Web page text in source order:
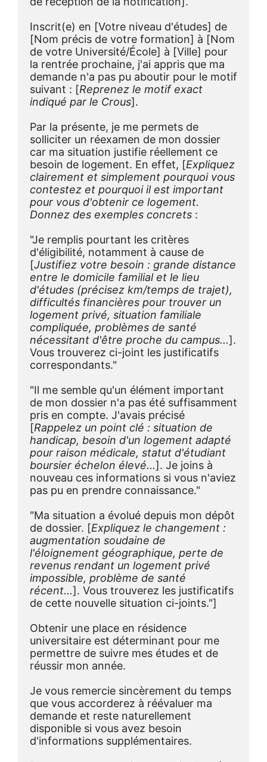
Inscrit(e) en [Votre niveau d'études] de
[Nom précis de votre formation] à [Nom
de votre Université/École] à [Ville] pour
la rentrée prochaine, j'ai appris que ma
demande n'a pas pu aboutir pour le motif
suivant : [Reprenez le motif exact
indiqué par le Crous].
Par la présente, je me permets de
solliciter un réexamen de mon dossier
car ma situation justifie réellement ce
besoin de logement. En effet, [Expliquez
clairement et simplement pourquoi vous
contestez et pourquoi il est important
pour vous d'obtenir ce logement.
Donnez des exemples concrets :
"Je remplis pourtant les critères
d'éligibilité, notamment à cause de
[Justifiez votre besoin : grande distance
entre le domicile familial et le lieu
d'études (précisez km/temps de trajet),
difficultés financières pour trouver un
logement privé, situation familiale
compliquée, problèmes de santé
nécessitant d'être proche du campus...].
Vous trouverez ci-joint les justificatifs
correspondants."
"Il me semble qu'un élément important
de mon dossier n'a pas été suffisamment
pris en compte. J'avais précisé
[Rappelez un point clé : situation de
handicap, besoin d'un logement adapté
pour raison médicale, statut d'étudiant
boursier échelon élevé...]. Je joins à
nouveau ces informations si vous n'aviez
pas pu en prendre connaissance."
"Ma situation a évolué depuis mon dépôt
de dossier. [Expliquez le changement :
augmentation soudaine de
l'éloignement géographique, perte de
revenus rendant un logement privé
impossible, problème de santé
récent...]. Vous trouverez les justificatifs
de cette nouvelle situation ci-joints."]
Obtenir une place en résidence
universitaire est déterminant pour me
permettre de suivre mes études et de
réussir mon année.
Je vous remercie sincèrement du temps
que vous accorderez à réévaluer ma
demande et reste naturellement
disponible si vous avez besoin
d'informations supplémentaires.